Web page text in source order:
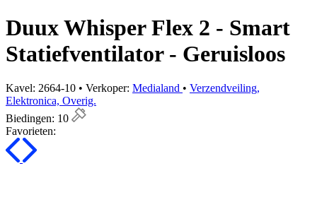
Duux Whisper Flex 2 - Smart
Statiefventilator - Geruisloos
Kavel: 2664-10 • Verkoper: Medialand • Verzendveiling,
Elektronica, Overig.
Biedingen: 10
Favorieten: